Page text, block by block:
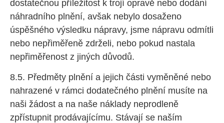
dostatečnou příležitost k trojí opravě nebo dodání
náhradního plnění, avšak nebylo dosaženo
úspěšného výsledku nápravy, jsme nápravu odmítli
nebo nepřiměřeně zdrželi, nebo pokud nastala
nepřiměřenost z jiných důvodů.
8.5. Předměty plnění a jejich části vyměněné nebo
nahrazené v rámci dodatečného plnění musíte na
naši žádost a na naše náklady neprodleně
zpřístupnit prodávajícímu. Stávají se naším